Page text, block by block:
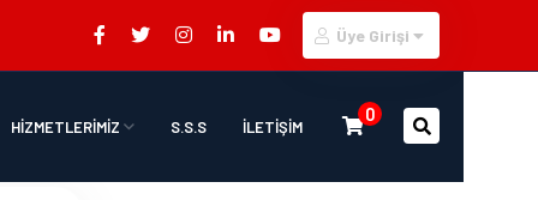
Üye Girişi
HİZMETLERİMİZ S.S.S İLETİŞİM
0